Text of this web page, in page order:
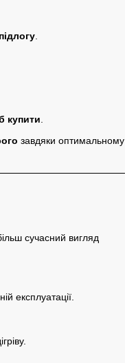
купити
завдяки оптимальному
сучасний вигляд
експлуатації.